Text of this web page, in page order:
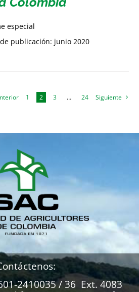
especial
publicación: junio 2020
1 2 3 … 24 Siguiente
2410035 / 36 Ext. 4083